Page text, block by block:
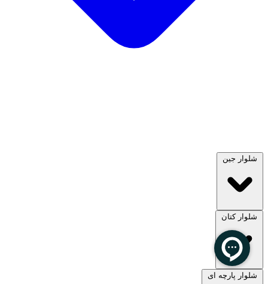
شلوار جین
مشاهده همه
شلوار کتان
شلوار پارچه ای